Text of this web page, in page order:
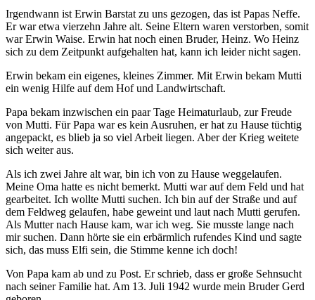
Irgendwann ist Erwin Barstat zu uns gezogen, das ist Papas Neffe.
Er war etwa vierzehn Jahre alt. Seine Eltern waren verstorben, somit
war Erwin Waise. Erwin hat noch einen Bruder, Heinz. Wo Heinz
sich zu dem Zeitpunkt aufgehalten hat, kann ich leider nicht sagen.
Erwin bekam ein eigenes, kleines Zimmer. Mit Erwin bekam Mutti
ein wenig Hilfe auf dem Hof und Landwirtschaft.
Papa bekam inzwischen ein paar Tage Heimaturlaub, zur Freude
von Mutti. Für Papa war es kein Ausruhen, er hat zu Hause tüchtig
angepackt, es blieb ja so viel Arbeit liegen. Aber der Krieg weitete
sich weiter aus.
Als ich zwei Jahre alt war, bin ich von zu Hause weggelaufen.
Meine Oma hatte es nicht bemerkt. Mutti war auf dem Feld und hat
gearbeitet. Ich wollte Mutti suchen. Ich bin auf der Straße und auf
dem Feldweg gelaufen, habe geweint und laut nach Mutti gerufen.
Als Mutter nach Hause kam, war ich weg. Sie musste lange nach
mir suchen. Dann hörte sie ein erbärmlich rufendes Kind und sagte
sich, das muss Elfi sein, die Stimme kenne ich doch!
Von Papa kam ab und zu Post. Er schrieb, dass er große Sehnsucht
nach seiner Familie hat. Am 13. Juli 1942 wurde mein Bruder Gerd